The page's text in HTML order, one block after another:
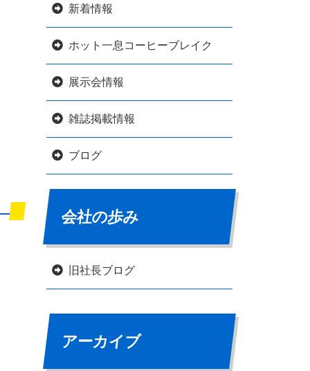
新着情報
ホット一息コーヒーブレイク
展示会情報
雑誌掲載情報
ブログ
会社の歩み
旧社長ブログ
アーカイブ